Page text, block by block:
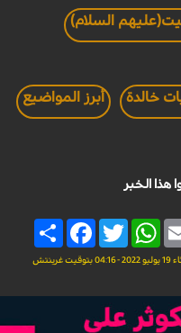
السلام)
خالدة أبرز المواضيع
هذا الخبر
Share
FacebookTwitter
WhatsApp
غرينتش